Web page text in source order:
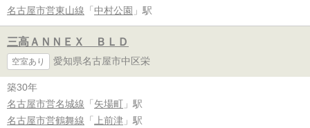
名古屋市営東山線 「 中村公園 」駅
三高ＡＮＮＥＸ ＢＬＤ
空室あり 愛知県名古屋市中区栄
築30年
名古屋市営名城線 「 矢場町 」駅
名古屋市営鶴舞線 「 上前津 」駅